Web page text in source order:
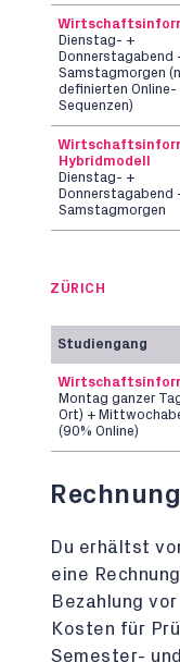
Dienstag- +
Donnerstagabend
Samstagmorgen
definierten Online-
Sequenzen)
Hybridmodell
Dienstag- +
Donnerstagabend
Samstagmorgen
ZÜRICH
Studiengang
Montag ganzer
Ort) +
(90% Online)
Du erhältst
eine
Bezahlung
Kosten für
Semester-